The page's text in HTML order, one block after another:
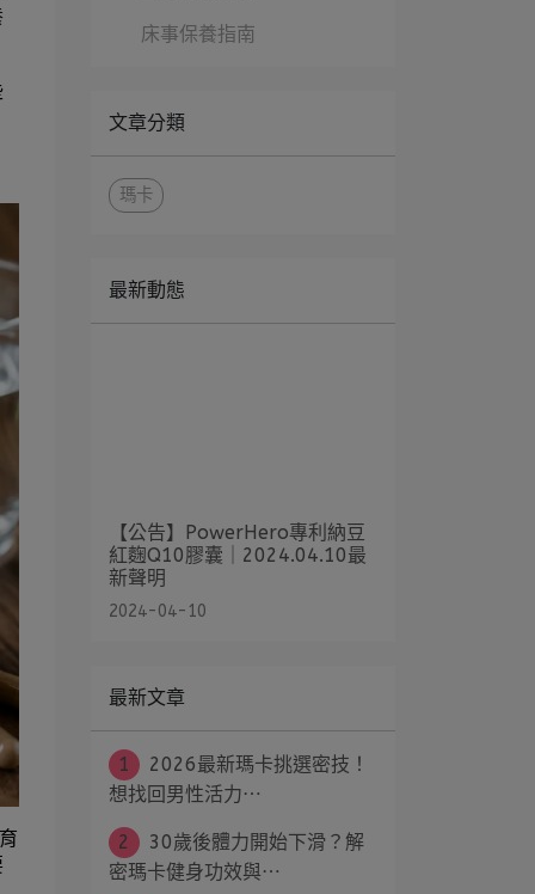
床事保養指南
文章分類
瑪卡
最新動態
【公告】PowerHero專利納豆
紅麴Q10膠囊｜2024.04.10最
新聲明
2024-04-10
最新文章
1
2026最新瑪卡挑選密技！
想找回男性活力⋯
2
30歲後體力開始下滑？解
密瑪卡健身功效與⋯